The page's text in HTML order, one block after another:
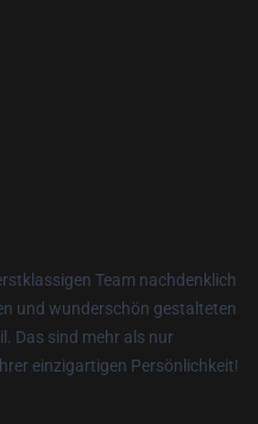
Team nachdenklich
und wunderschön gestalteten
Das sind mehr als nur
einzigartigen Persönlichkeit!